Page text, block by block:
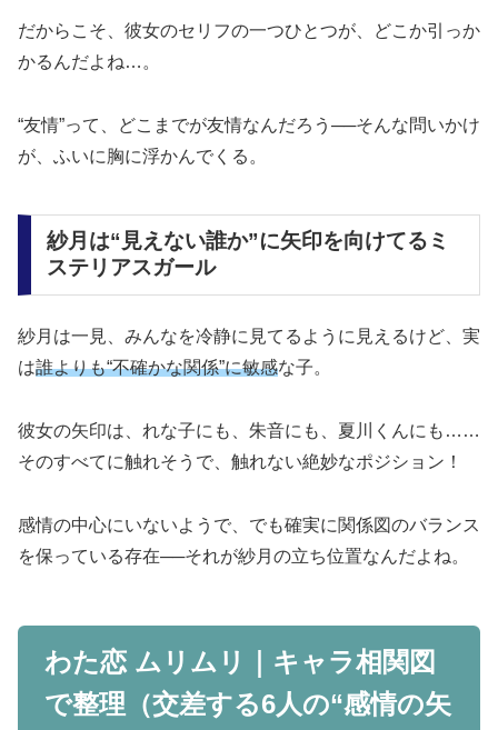
だからこそ、彼女のセリフの一つひとつが、どこか引っか
かるんだよね…。
“友情”って、どこまでが友情なんだろう ──そんな問いかけ
が、ふいに胸に浮かんでくる。
紗月は“見えない誰か”に矢印を向けてるミ
ステリアスガール
紗月は一見、みんなを冷静に見てるように見えるけど、実
は誰よりも“不確かな関係”に敏感な子。
彼女の矢印は、れな子にも、朱音にも、夏川くんにも……
そのすべてに触れそうで、触れない絶妙なポジション！
感情の中心にいないようで、でも確実に関係図のバランス
を保っている存在──それが紗月の立ち位置なんだよね。
わた恋 ムリムリ｜キャラ相関図
で整理（交差する6人の“感情の矢